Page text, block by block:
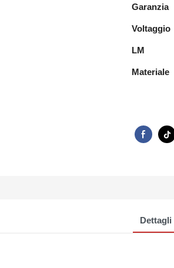
Garanzia
Voltaggio
LM
Materiale